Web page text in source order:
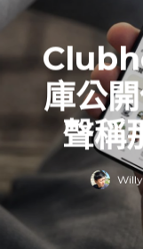
庫公
聲稱